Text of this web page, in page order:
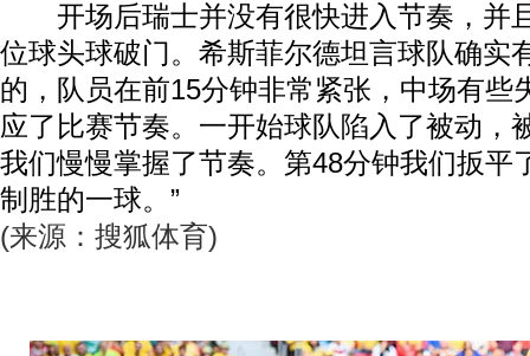
开场后瑞士并没有很快进入节奏，并
位球头球破门。希斯菲尔德坦言球队确实
的，队员在前15分钟非常紧张，中场有些
应了比赛节奏。一开始球队陷入了被动，
我们慢慢掌握了节奏。第48分钟我们扳平
制胜的一球。”
(来源：搜狐体育)